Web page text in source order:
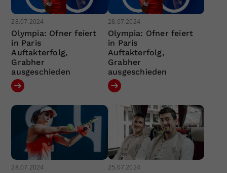
28.07.2024
Olympia: Ofner feiert
in Paris
Auftakterfolg,
Grabher
ausgeschieden
28.07.2024
Olympia: Ofner feiert
in Paris
Auftakterfolg,
Grabher
ausgeschieden
28.07.2024 25.07.2024